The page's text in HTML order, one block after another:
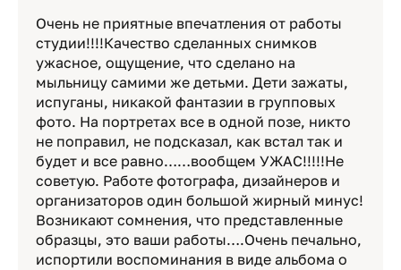
Очень не приятные впечатления от работы
студии!!!!Качество сделанных снимков
ужасное, ощущение, что сделано на
мыльницу самими же детьми. Дети зажаты,
испуганы, никакой фантазии в групповых
фото. На портретах все в одной позе, никто
не поправил, не подсказал, как встал так и
будет и все равно……вообщем УЖАС!!!!!Не
советую. Работе фотографа, дизайнеров и
организаторов один большой жирный минус!
Возникают сомнения, что представленные
образцы, это ваши работы….Очень печально,
испортили воспоминания в виде альбома о